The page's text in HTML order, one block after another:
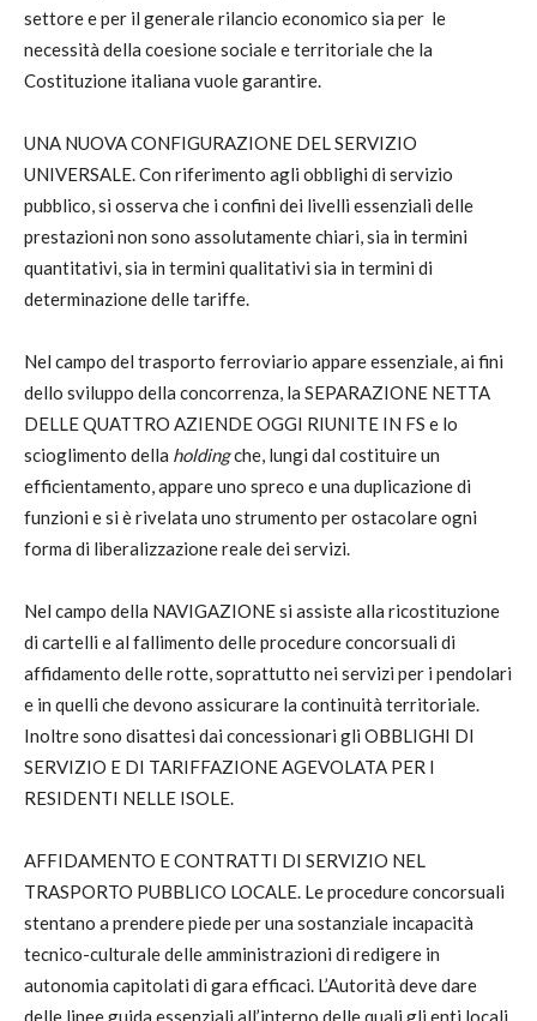
settore e per il generale rilancio economico sia per le
necessità della coesione sociale e territoriale che la
Costituzione italiana vuole garantire.
UNA NUOVA CONFIGURAZIONE DEL SERVIZIO
UNIVERSALE. Con riferimento agli obblighi di servizio
pubblico, si osserva che i confini dei livelli essenziali delle
prestazioni non sono assolutamente chiari, sia in termini
quantitativi, sia in termini qualitativi sia in termini di
determinazione delle tariffe.
Nel campo del trasporto ferroviario appare essenziale, ai fini
dello sviluppo della concorrenza, la SEPARAZIONE NETTA
DELLE QUATTRO AZIENDE OGGI RIUNITE IN FS e lo
scioglimento della holdingche, lungi dal costituire un
efficientamento, appare uno spreco e una duplicazione di
funzioni e si è rivelata uno strumento per ostacolare ogni
forma di liberalizzazione reale dei servizi.
Nel campo della NAVIGAZIONE si assiste alla ricostituzione
di cartelli e al fallimento delle procedure concorsuali di
affidamento delle rotte, soprattutto nei servizi per i pendolari
e in quelli che devono assicurare la continuità territoriale.
Inoltre sono disattesi dai concessionari gli OBBLIGHI DI
SERVIZIO E DI TARIFFAZIONE AGEVOLATA PER I
RESIDENTI NELLE ISOLE.
AFFIDAMENTO E CONTRATTI DI SERVIZIO NEL
TRASPORTO PUBBLICO LOCALE. Le procedure concorsuali
stentano a prendere piede per una sostanziale incapacità
tecnico-culturale delle amministrazioni di redigere in
autonomia capitolati di gara efficaci. L’Autorità deve dare
delle linee guida essenziali all’interno delle quali gli enti locali